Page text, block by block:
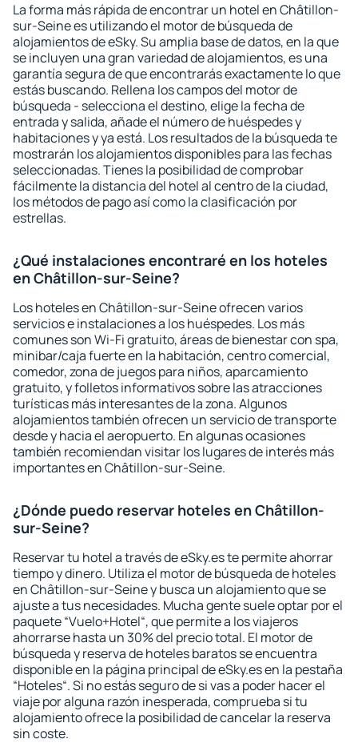
La forma más rápida de encontrar un hotel en Châtillon-
sur-Seine es utilizando el motor de búsqueda de
alojamientos de eSky. Su amplia base de datos, en la que
se incluyen una gran variedad de alojamientos, es una
garantía segura de que encontrarás exactamente lo que
estás buscando. Rellena los campos del motor de
búsqueda - selecciona el destino, elige la fecha de
entrada y salida, añade el número de huéspedes y
habitaciones y ya está. Los resultados de la búsqueda te
mostrarán los alojamientos disponibles para las fechas
seleccionadas. Tienes la posibilidad de comprobar
fácilmente la distancia del hotel al centro de la ciudad,
los métodos de pago así como la clasificación por
estrellas.
¿Qué instalaciones encontraré en los hoteles
en Châtillon-sur-Seine?
Los hoteles en Châtillon-sur-Seine ofrecen varios
servicios e instalaciones a los huéspedes. Los más
comunes son Wi-Fi gratuito, áreas de bienestar con spa,
minibar/caja fuerte en la habitación, centro comercial,
comedor, zona de juegos para niños, aparcamiento
gratuito, y folletos informativos sobre las atracciones
turísticas más interesantes de la zona. Algunos
alojamientos también ofrecen un servicio de transporte
desde y hacia el aeropuerto. En algunas ocasiones
también recomiendan visitar los lugares de interés más
importantes en Châtillon-sur-Seine.
¿Dónde puedo reservar hoteles en Châtillon-
sur-Seine?
Reservar tu hotel a través de eSky.es te permite ahorrar
tiempo y dinero. Utiliza el motor de búsqueda de hoteles
en Châtillon-sur-Seine y busca un alojamiento que se
ajuste a tus necesidades. Mucha gente suele optar por el
paquete “Vuelo+Hotel“, que permite a los viajeros
ahorrarse hasta un 30% del precio total. El motor de
búsqueda y reserva de hoteles baratos se encuentra
disponible en la página principal de eSky.es en la pestaña
“Hoteles“. Si no estás seguro de si vas a poder hacer el
viaje por alguna razón inesperada, comprueba si tu
alojamiento ofrece la posibilidad de cancelar la reserva
sin coste.